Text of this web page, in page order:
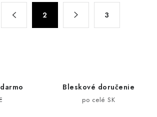
2 3
Bleskové doručenie
po celé SK